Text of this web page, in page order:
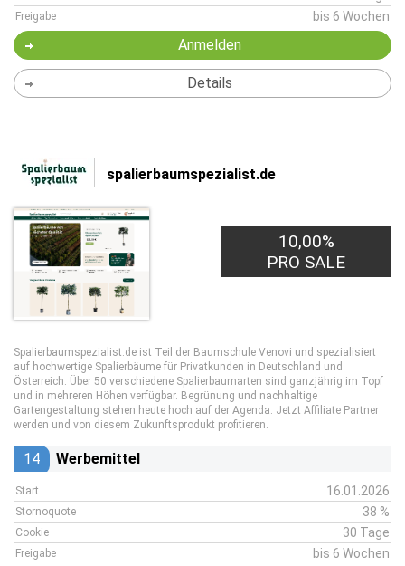
Freigabe bis 6 Wochen
Anmelden
Details
spalierbaumspezialist.de
10,00%
PRO SALE
Spalierbaumspezialist.de ist Teil der Baumschule Venovi und spezialisiert
auf hochwertige Spalierbäume für Privatkunden in Deutschland und
Österreich. Über 50 verschiedene Spalierbaumarten sind ganzjährig im Topf
und in mehreren Höhen verfügbar. Begrünung und nachhaltige
Gartengestaltung stehen heute hoch auf der Agenda. Jetzt Affiliate Partner
werden und von diesem Zukunftsprodukt profitieren.
14 Werbemittel
Start 16.01.2026
Stornoquote 38 %
Cookie 30 Tage
Freigabe bis 6 Wochen